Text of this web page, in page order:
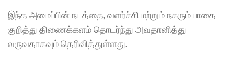
இந்த அமைப்பின் நடத்தை, வளர்ச்சி மற்றும் நகரும் பாதை
குறித்து திணைக்களம் தொடர்ந்து அவதானித்து
வருவதாகவும் தெரிவித்துள்ளது.